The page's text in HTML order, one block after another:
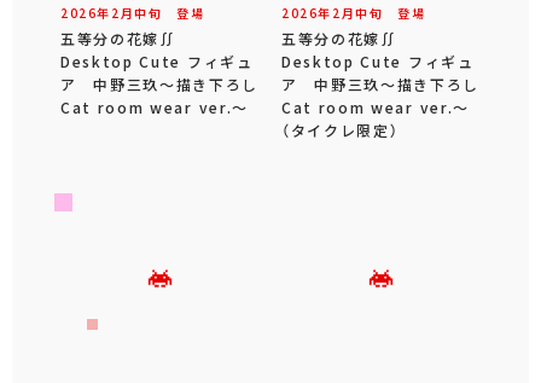
2026年 2 月中旬 登場
五等分の花嫁∬
Desktop Cute フィギュ
ア 中野三玖～描き下ろし
Cat room wear ver.～
2026年 2 月中旬 登場
五等分の花嫁∬
Desktop Cute フィギュ
ア 中野三玖～描き下ろし
Cat room wear ver.～
（タイクレ限定）